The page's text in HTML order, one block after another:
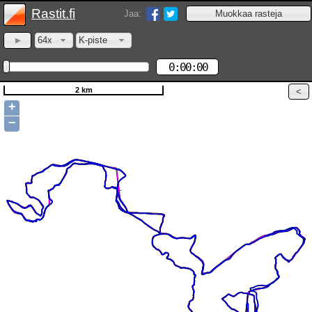
Rastit.fi Jaa:
64x K-piste
0:00:00
2 km
+
−